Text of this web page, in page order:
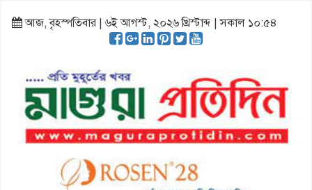
আজ, বৃহস্পতিবার | ৬ই আগস্ট, ২০২৬ খ্রিস্টাব্দ | সকাল ১০:৫৪